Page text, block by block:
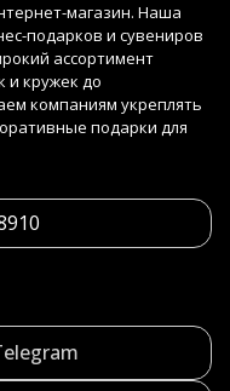
магазин. Наша
подарков и сувениров
ассортимент
и кружек до
компаниям укреплять
подарки для